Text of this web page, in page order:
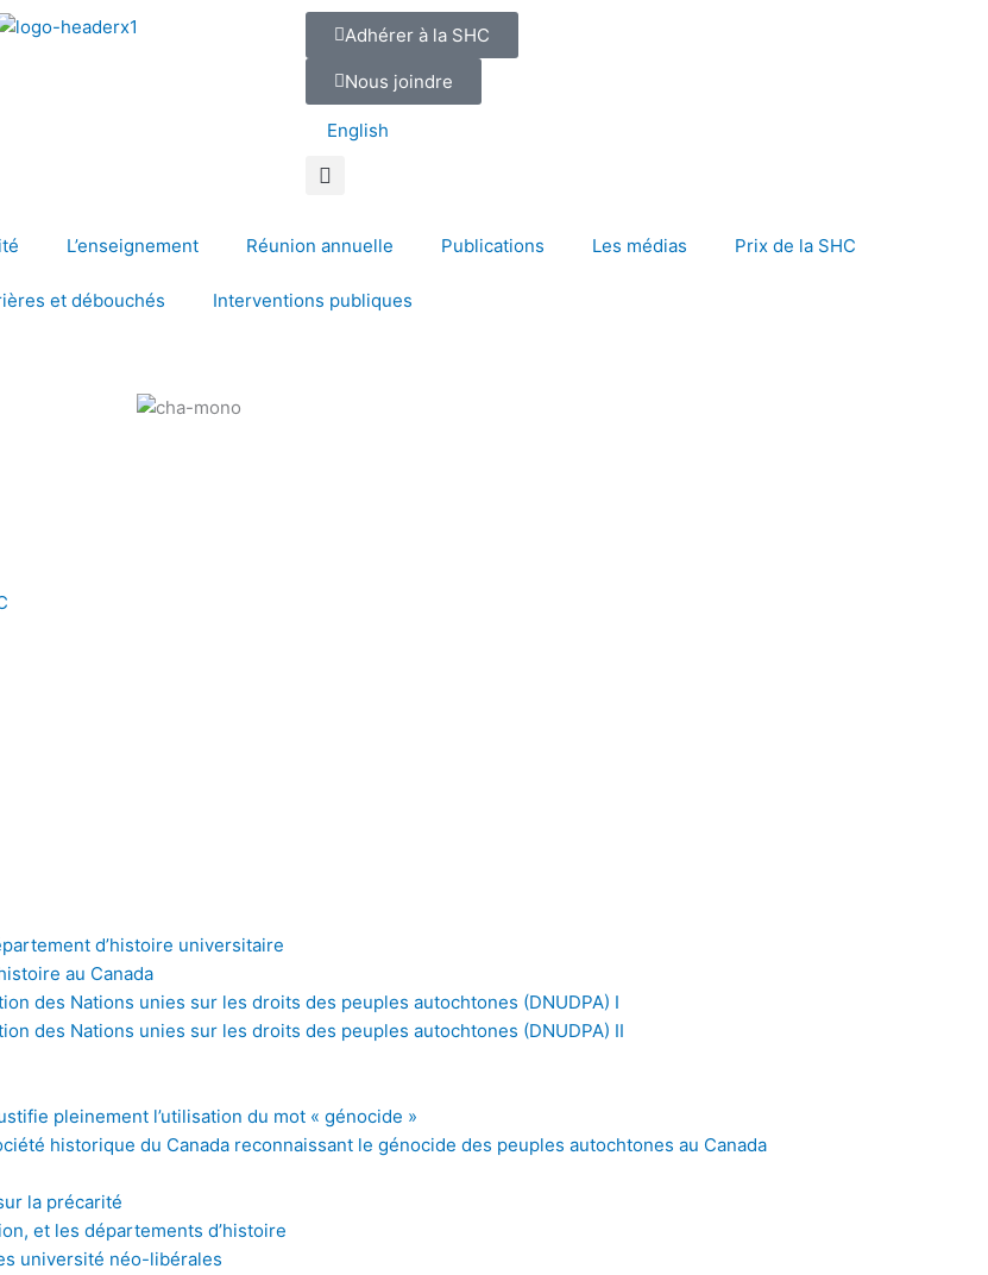
Adhérer à la SHC
Nous joindre
English
L’enseignement Réunion annuelle Publications Les médias Prix de la SHC
et débouchés Interventions publiques
d’histoire universitaire
au Canada
des Nations unies sur les droits des peuples autochtones (DNUDPA) I
des Nations unies sur les droits des peuples autochtones (DNUDPA) II
pleinement l’utilisation du mot « génocide »
historique du Canada reconnaissant le génocide des peuples autochtones au Canada
la précarité
et les départements d’histoire
université néo-libérales